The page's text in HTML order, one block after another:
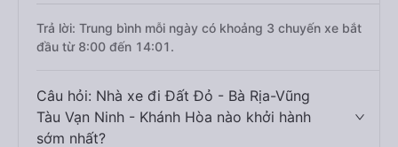
Trả lời: Trung bình mỗi ngày có khoảng 3 chuyến xe bắt
đầu từ 8:00 đến 14:01.
Câu hỏi: Nhà xe đi Đất Đỏ - Bà Rịa-Vũng
Tàu Vạn Ninh - Khánh Hòa nào khởi hành
sớm nhất?